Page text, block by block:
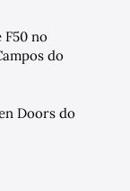
F50 no
do
Doors do